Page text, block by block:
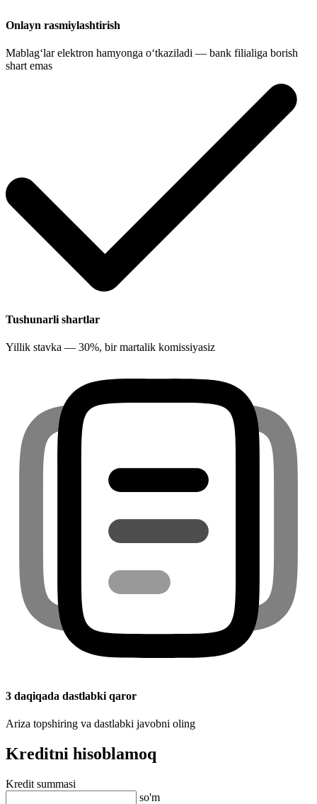
Onlayn rasmiylashtirish
Mablag‘lar elektron hamyonga o‘tkaziladi — bank filialiga borish
shart emas
Tushunarli shartlar
Yillik stavka — 30%, bir martalik komissiyasiz
3 daqiqada dastlabki qaror
Ariza topshiring va dastlabki javobni oling
Kreditni hisoblamoq
Kredit summasi
so'm